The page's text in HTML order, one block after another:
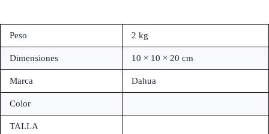
Peso 2 kg
Dimensiones 10 × 10 × 20 cm
Marca Dahua
Color
TALLA